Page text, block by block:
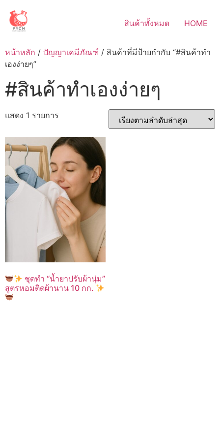
content
สินค้าทั้งหมด HOME
หน้าหลัก / ปัญญาเคมีภัณฑ์ / สินค้าที่มีป้ายกำกับ “#สินค้าทำ
เองง่ายๆ”
#สินค้าทำเองง่ายๆ
แสดง 1 รายการ
ชุดทำ “น้ำยาปรับผ้านุ่ม”
สูตรหอมติดผ้านาน 10 กก.